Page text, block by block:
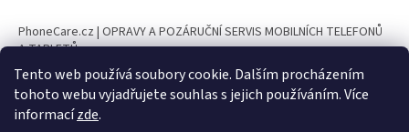
Tento web používá soubory cookie. Dalším procházením
tohoto webu vyjadřujete souhlas s jejich používáním. Více
informacízde.
UPOZORNĚNÍ Ve dnech 10. 8. – 23. 8. 2026 bude naše provozovna z
PhoneCare.cz | OPRAVY A POZÁRUČNÍ SERVIS MOBILNÍCH TELEFONŮ
A TABLETŮ
PhoneParts.cz